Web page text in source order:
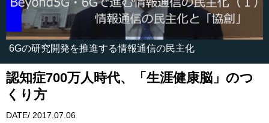
6Gの研究開発を推進する情報通信の民主化
認知症700万人時代、「生涯健康脳」のつ
くり方
DATE/ 2017.07.06